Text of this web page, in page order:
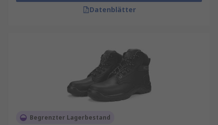
Datenblätter
Begrenzter Lagerbestand